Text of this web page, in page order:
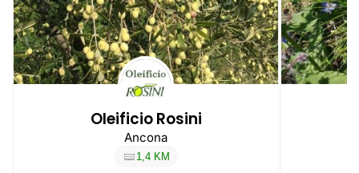
Oleificio Rosini
Ancona
1,4 KM